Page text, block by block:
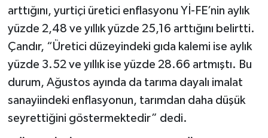
arttığını, yurtiçi üretici enflasyonu Yİ-FE’nin aylık
yüzde 2,48 ve yıllık yüzde 25,16 arttığını belirtti.
Çandır, “Üretici düzeyindeki gıda kalemi ise aylık
yüzde 3.52 ve yıllık ise yüzde 28.66 artmıştı. Bu
durum, Ağustos ayında da tarıma dayalı imalat
sanayiindeki enflasyonun, tarımdan daha düşük
seyrettiğini göstermektedir” dedi.